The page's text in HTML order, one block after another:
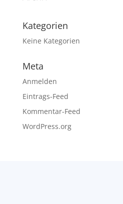
Kategorien
Keine Kategorien
Meta
Anmelden
Eintrags-Feed
Kommentar-Feed
WordPress.org